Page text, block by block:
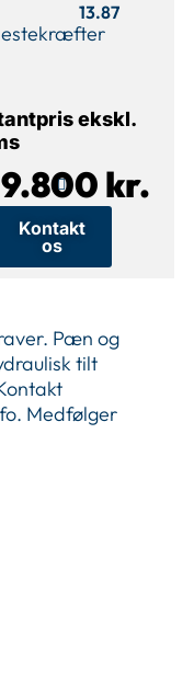
13.87
ekskl.
kr.
Kontakt
os
Pæn og
tilt
Medfølger